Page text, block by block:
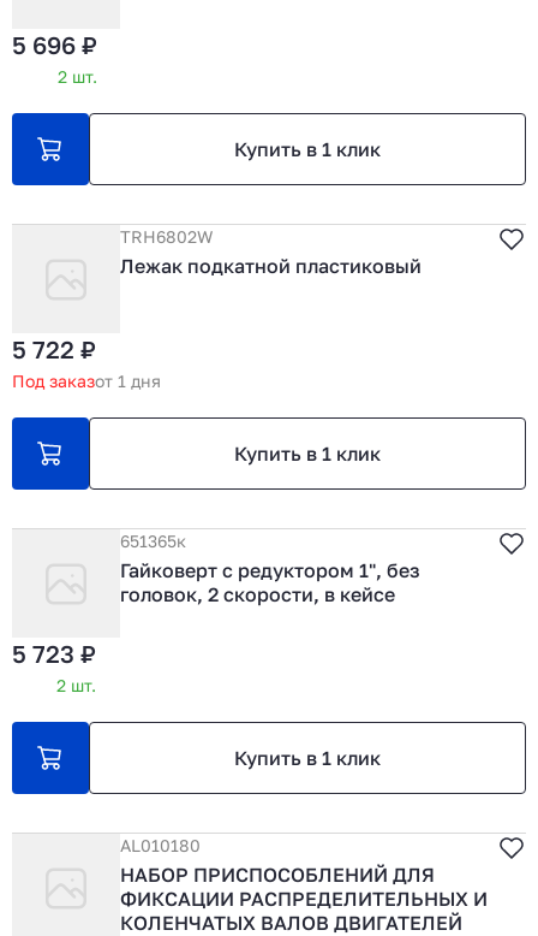
5 696 ₽
2 шт.
Купить в 1 клик
TRH6802W
Лежак подкатной пластиковый
5 722 ₽
Под заказот 1 дня
Купить в 1 клик
651365к
Гайковерт с редуктором 1", без
головок, 2 скорости, в кейсе
5 723 ₽
2 шт.
Купить в 1 клик
AL010180
НАБОР ПРИСПОСОБЛЕНИЙ ДЛЯ
ФИКСАЦИИ РАСПРЕДЕЛИТЕЛЬНЫХ И
КОЛЕНЧАТЫХ ВАЛОВ ДВИГАТЕЛЕЙ